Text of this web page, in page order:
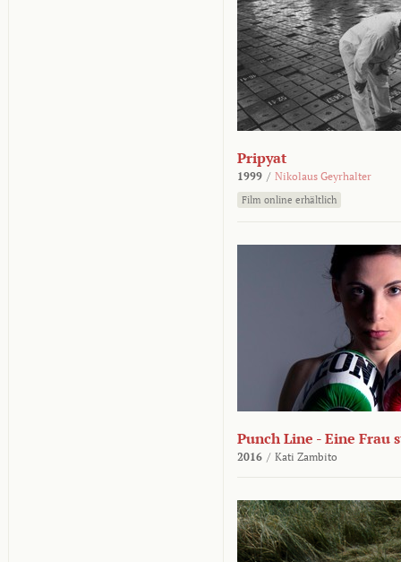
Pripyat
1999 / Nikolaus Geyrhalter
Film online erhältlich
Punch Line - Eine Frau
2016 / Kati Zambito